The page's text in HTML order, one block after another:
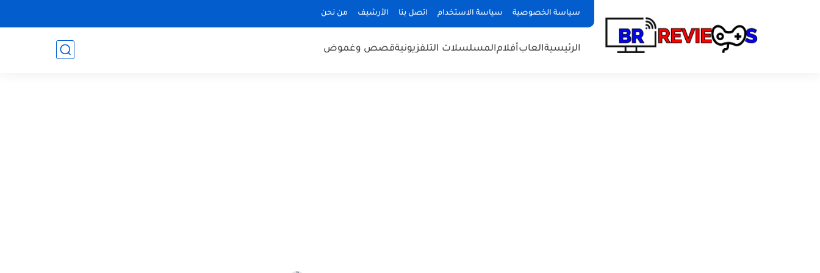
سياسة الخصوصية سياسة الاستخدام اتصل بنا الأرشيف من نحن
الرئيسيةالعابأفلامالمسلسلات التلفزيونيةقصص وغموض